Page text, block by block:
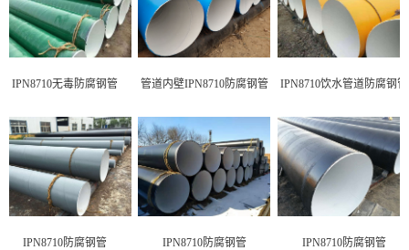
IPN8710无毒防腐钢管 管道内壁IPN8710防腐钢管 IPN8710饮水管道防腐钢管
IPN8710防腐钢管 IPN8710防腐钢管 IPN8710防腐钢管